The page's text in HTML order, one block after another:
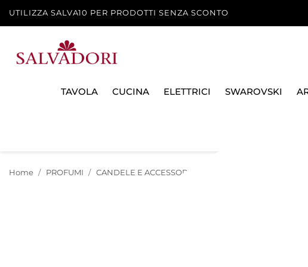
UTILIZZA SALVA10 PER PRODOTTI SENZA SCONTO
TAVOLA CUCINA ELETTRICI SWAROVSKI
Home PROFUMI CANDELE E ACCESSORI